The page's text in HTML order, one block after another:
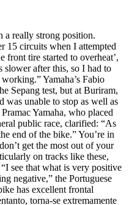
a really strong position.
15 circuits when I attempted
front tire started to overheat’,
slower after this, so I had to
Yamaha’s Fabio
Sepang test, but at Buriram,
was unable to stop as well as
Yamaha, who placed
public race, clarified: “As
end of the bike.” You’re in
get the most out of your
on tracks like these,
see that what is very positive
negative,” the Portuguese
has excellent frontal
torna-se extremamente